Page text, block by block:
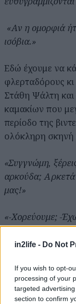
in2life - Do Not
If you wish to opt-
processing of your
targeted
section to confirm
«Αν η ομορφιά
ισόβια.»
Εδώ έχουμε να
φλερταδόρους
Στάθη Ψάλτη
καμακίων που
περίοδο της
ολόκληρη σκηνή
«Συγγνώμη,
αρκούδα;
μας!»
«-Χορεύουμε; -
ζηλεύω»
έκοψες την
«Μήπως είσαι
Αναζήτηση